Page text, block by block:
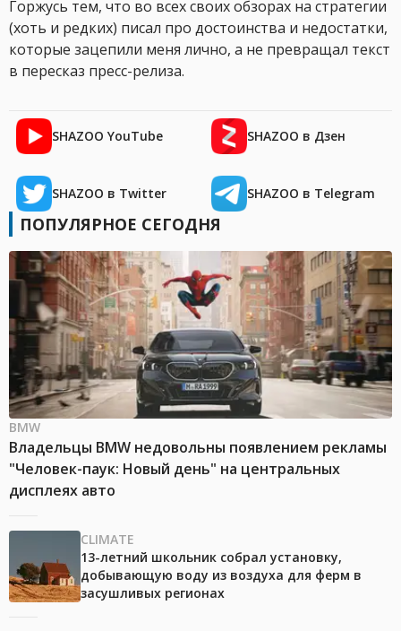
Горжусь тем, что во всех своих обзорах на стратегии
(хоть и редких) писал про достоинства и недостатки,
которые зацепили меня лично, а не превращал текст
в пересказ пресс-релиза.
SHAZOO YouTube SHAZOO в Дзен
SHAZOO в Twitter SHAZOO в Telegram
ПОПУЛЯРНОЕ СЕГОДНЯ
BMW
Владельцы BMW недовольны появлением рекламы
"Человек-паук: Новый день" на центральных
дисплеях авто
CLIMATE
13-летний школьник собрал установку,
добывающую воду из воздуха для ферм в
засушливых регионах